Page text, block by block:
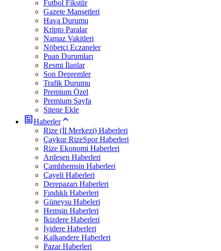
Futbol Fikstür
Gazete Manşetleri
Hava Durumu
Kripto Paralar
Namaz Vakitleri
Nöbetçi Eczaneler
Puan Durumları
Resmi İlanlar
Son Depremler
Trafik Durumu
Premium Özel
Premium Sayfa
Sitene Ekle
Haberler
Rize (İl Merkezi) Haberleri
Çaykur RizeSpor Haberleri
Rize Ekonomi Haberleri
Ardeşen Haberleri
Çamlıhemşin Haberleri
Çayeli Haberleri
Derepazarı Haberleri
Fındıklı Haberleri
Güneysu Habeleri
Hemşin Haberleri
İkizdere Haberleri
İyidere Haberleri
Kalkandere Haberleri
Pazar Haberleri